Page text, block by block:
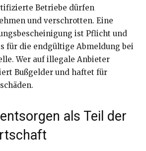
Betriebe dürfen
und verschrotten. Eine
ist Pflicht und
für die endgültige Abmeldung bei
Wer auf illegale Anbieter
Bußgelder und haftet für
als Teil der